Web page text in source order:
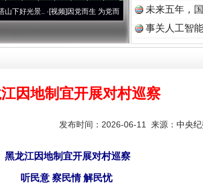
·[视频]因党而生 为党而战——百年“纪”事⑧加强纪律..·[视频]
未来五年，
事关人工智
因地制宜开展对村巡察
发布时间：2026-06-11 来源： 中央
黑龙江因地制宜开展对村巡察
听民意 察民情 解民忧